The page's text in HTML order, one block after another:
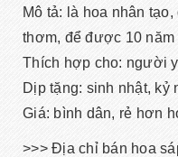
Mô tả: là hoa nhân
thơm, để được 10 năm
Thích hợp cho: người
Dịp tặng: sinh nhật, kỷ
Giá: bình dân, rẻ hơn
>>> Địa chỉ bán hoa